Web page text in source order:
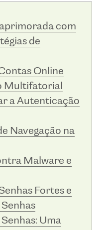
com
de
Online
Multifatorial
a Autenticação
Navegação na
Malware e
Fortes e
Uma